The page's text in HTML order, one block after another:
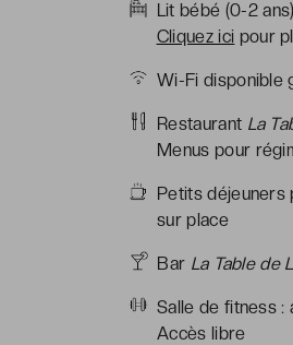
Lit bébé (0-2
Cliquez ici pour
Wi-Fi disponible
Restaurant La
Menus pour
Petits déjeuners
sur place
Bar La Table de
Salle de fitness :
Accès libre